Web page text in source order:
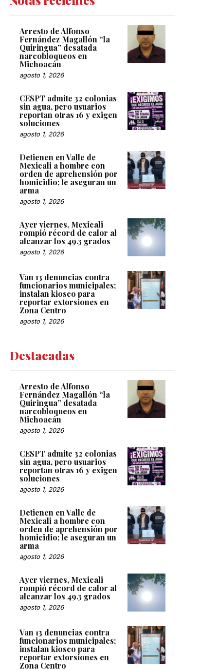
Arresto de Alfonso
Fernández Magallón “la
Quiringua” desatada
narcobloqueos en
Michoacán
agosto 1, 2026
CESPT admite 32 colonias
sin agua, pero usuarios
reportan otras 16 y exigen
soluciones
agosto 1, 2026
Detienen en Valle de
Mexicali a hombre con
orden de aprehensión por
homicidio; le aseguran un
arma
agosto 1, 2026
Ayer viernes, Mexicali
rompió récord de calor al
alcanzar los 49.3 grados
agosto 1, 2026
Van 13 denuncias contra
funcionarios municipales;
instalan kiosco para
reportar extorsiones en
Zona Centro
agosto 1, 2026
Destacadas
Arresto de Alfonso
Fernández Magallón “la
Quiringua” desatada
narcobloqueos en
Michoacán
agosto 1, 2026
CESPT admite 32 colonias
sin agua, pero usuarios
reportan otras 16 y exigen
soluciones
agosto 1, 2026
Detienen en Valle de
Mexicali a hombre con
orden de aprehensión por
homicidio; le aseguran un
arma
agosto 1, 2026
Ayer viernes, Mexicali
rompió récord de calor al
alcanzar los 49.3 grados
agosto 1, 2026
Van 13 denuncias contra
funcionarios municipales;
instalan kiosco para
reportar extorsiones en
Zona Centro